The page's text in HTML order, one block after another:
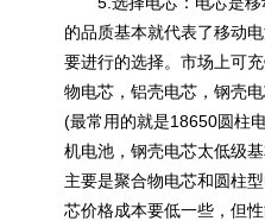
的品质基本就代表了移动
要进行的选择。市场上可
物电芯，铝壳电芯，钢壳
(最常用的就是18650圆柱
机电池，钢壳电芯太低级
主要是聚合物电芯和圆柱
芯价格成本要低一些，但